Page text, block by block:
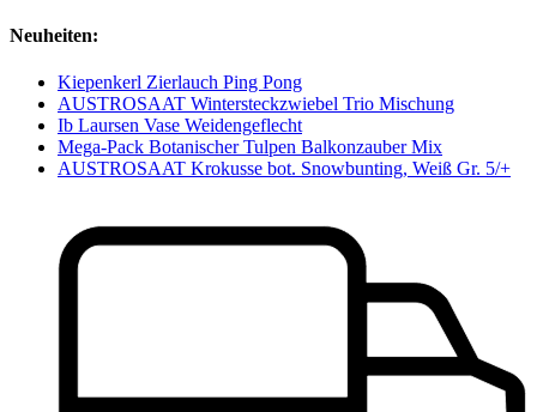
Neuheiten:
Kiepenkerl Zierlauch Ping Pong
AUSTROSAAT Wintersteckzwiebel Trio Mischung
Ib Laursen Vase Weidengeflecht
Mega-Pack Botanischer Tulpen Balkonzauber Mix
AUSTROSAAT Krokusse bot. Snowbunting, Weiß Gr. 5/+